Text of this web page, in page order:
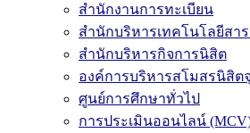
สำนักงานการทะเบียน
สำนักบริหารเทคโนโลยีสา
สำนักบริหารกิจการนิสิต
องค์การบริหารสโมสรนิสิต
ศูนย์การศึกษาทั่วไป
การประเมินออนไลน์